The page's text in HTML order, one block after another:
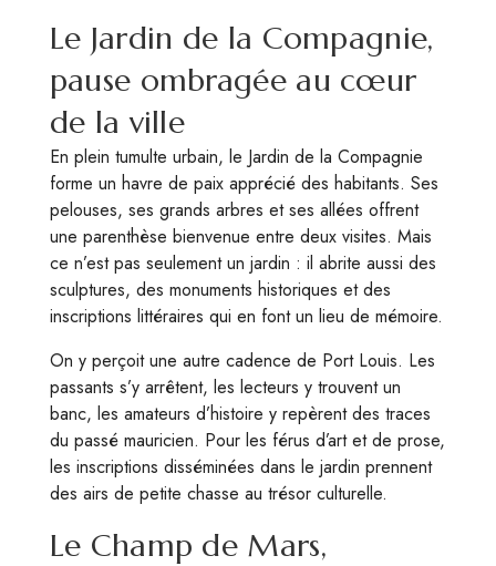
Le Jardin de la Compagnie,
pause ombragée au cœur
de la ville
En plein tumulte urbain, le Jardin de la Compagnie
forme un havre de paix apprécié des habitants. Ses
pelouses, ses grands arbres et ses allées offrent
une parenthèse bienvenue entre deux visites. Mais
ce n’est pas seulement un jardin : il abrite aussi des
sculptures, des monuments historiques et des
inscriptions littéraires qui en font un lieu de mémoire.
On y perçoit une autre cadence de Port Louis. Les
passants s’y arrêtent, les lecteurs y trouvent un
banc, les amateurs d’histoire y repèrent des traces
du passé mauricien. Pour les férus d’art et de prose,
les inscriptions disséminées dans le jardin prennent
des airs de petite chasse au trésor culturelle.
Le Champ de Mars,